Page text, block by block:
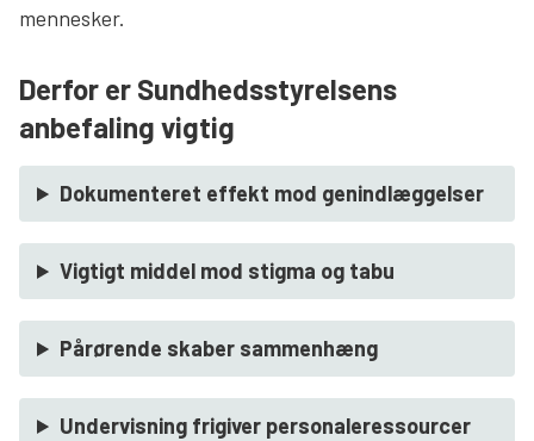
mennesker.
Derfor er Sundhedsstyrelsens
anbefaling vigtig
Dokumenteret effekt mod genindlæggelser
Vigtigt middel mod stigma og tabu
Pårørende skaber sammenhæng
Undervisning frigiver personaleressourcer